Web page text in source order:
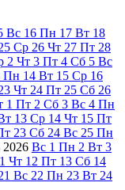
Вс 16 Пн 17 Вт 18
Ср 26 Чт 27 Пт 28
2 Чт 3 Пт 4 Сб 5 Вс
Пн 14 Вт 15 Ср 16
Чт 24 Пт 25 Сб 26
1 Пт 2 Сб 3 Вс 4 Пн
13 Ср 14 Чт 15 Пт
23 Сб 24 Вс 25 Пн
2026 Вс 1 Пн 2 Вт 3
Чт 12 Пт 13 Сб 14
Вс 22 Пн 23 Вт 24